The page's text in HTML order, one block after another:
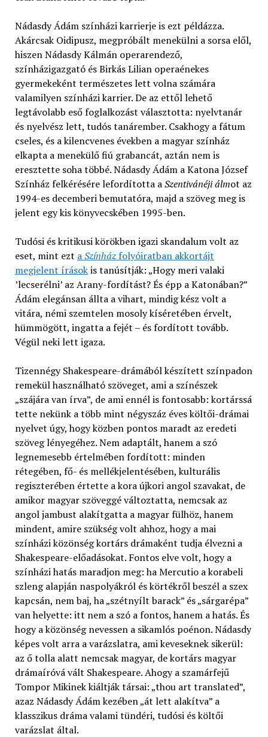
Nádasdy Ádám színházi karrierje is ezt példázza.
Akárcsak Oidipusz, megpróbált menekülni a sorsa elől,
hiszen Nádasdy Kálmán operarendező,
színházigazgató és Birkás Lilian operaénekes
gyermekeként természetes lett volna számára
valamilyen színházi karrier. De az ettől lehető
legtávolabb eső foglalkozást választotta: nyelvtanár
és nyelvész lett, tudós tanárember. Csakhogy a fátum
cseles, és a kilencvenes években a magyar színház
elkapta a menekülő fiú grabancát, aztán nem is
eresztette soha többé. Nádasdy Ádám a Katona József
Színház felkérésére lefordította aSzentivánéji álmot az
1994-es decemberi bemutatóra, majd a szöveg meg is
jelent egy kis könyvecskében 1995-ben.
Tudósi és kritikusi körökben igazi skandalum volt az
eset, mint ezt aSzínházfolyóiratban akkortájt
megjelent írásokis tanúsítják: „Hogy meri valaki
’lecserélni’ az Arany-fordítást? És épp a Katonában?”
Ádám elegánsan állta a vihart, mindig kész volt a
vitára, némi szemtelen mosoly kíséretében érvelt,
hümmögött, ingatta a fejét – és fordított tovább.
Végül neki lett igaza.
Tizennégy Shakespeare-drámából készített színpadon
remekül használható szöveget, ami a színészek
„szájára van írva”, de ami ennél is fontosabb: kortárssá
tette nekünk a több mint négyszáz éves költői-drámai
nyelvet úgy, hogy közben pontos maradt az eredeti
szöveg lényegéhez. Nem adaptált, hanem a szó
legnemesebb értelmében fordított: minden
rétegében, fő- és mellékjelentésében, kulturális
regiszterében értette a kora újkori angol szavakat, de
amikor magyar szöveggé változtatta, nemcsak az
angol jambust alakítgatta a magyar fülhöz, hanem
mindent, amire szükség volt ahhoz, hogy a mai
színházi közönség kortárs drámaként tudja élvezni a
Shakespeare-előadásokat. Fontos elve volt, hogy a
színházi hatás maradjon meg: ha Mercutio a korabeli
szleng alapján naspolyákról és körtékről beszél a szex
kapcsán, nem baj, ha „szétnyílt barack” és „sárgarépa”
van helyette: itt nem a szó a fontos, hanem a hatás. És
hogy a közönség nevessen a sikamlós poénon. Nádasdy
képes volt arra a varázslatra, ami keveseknek sikerül:
az ő tolla alatt nemcsak magyar, de kortárs magyar
drámaíróvá vált Shakespeare. Ahogy a szamárfejű
Tompor Mikinek kiáltják társai: „thou art translated”,
azaz Nádasdy Ádám kezében „át lett alakítva” a
klasszikus dráma valami tündéri, tudósi és költői
varázslat által.